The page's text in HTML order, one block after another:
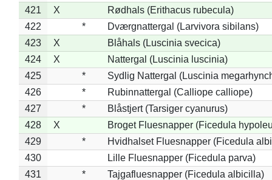
421
X
Rødhals (Erithacus rubecula)
422
*
Dværgnattergal (Larvivora sibilans)
423
X
Blåhals (Luscinia svecica)
424
X
Nattergal (Luscinia luscinia)
425
*
Sydlig Nattergal (Luscinia
426
*
Rubinnattergal (Calliope calliope)
427
*
Blåstjert (Tarsiger cyanurus)
428
X
Broget Fluesnapper (Ficedula
429
*
Hvidhalset Fluesnapper (Ficedula
430
Lille Fluesnapper (Ficedula parva)
431
*
Tajgafluesnapper (Ficedula albicilla)